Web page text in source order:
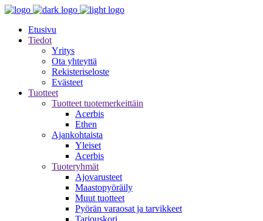
Etusivu
Tiedot
Yritys
Ota yhteyttä
Rekisteriseloste
Evästeet
Tuotteet
Tuotteet tuotemerkeittäin
Acerbis
Ethen
Ajankohtaista
Yleiset
Acerbis
Tuoteryhmät
Ajovarusteet
Maastopyöräily
Muut tuotteet
Pyörän varaosat ja tarvikkeet
Tarjouskori